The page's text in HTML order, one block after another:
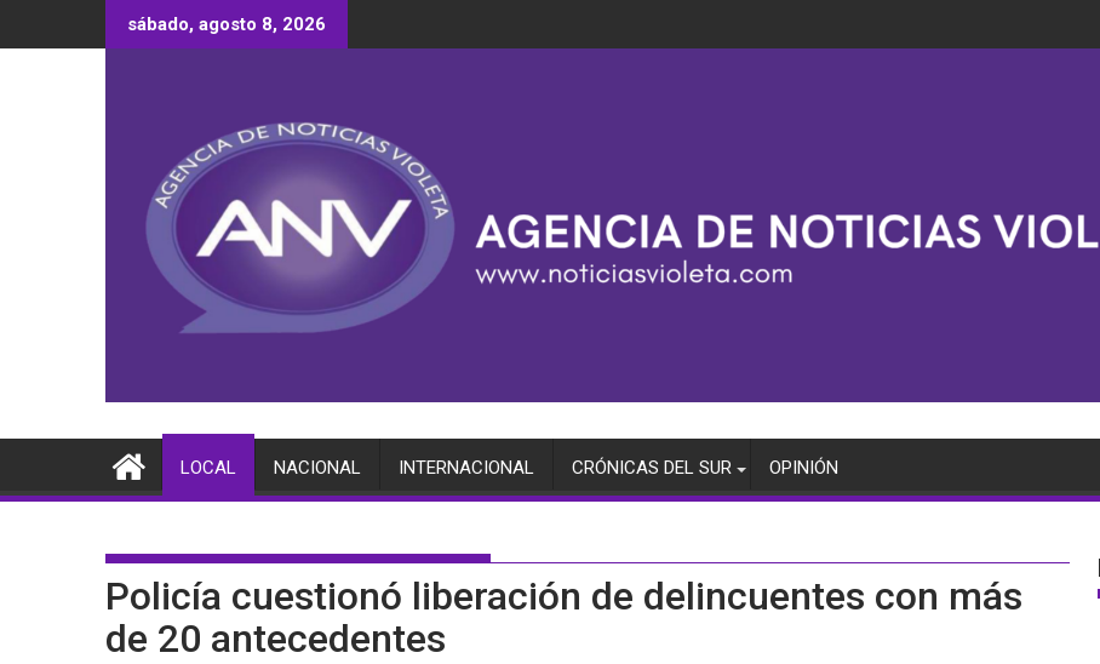
al
sábado, agosto 8, 2026
LOCAL NACIONAL INTERNACIONAL CRÓNICAS DEL SUR OPINIÓN
Policía cuestionó liberación de delincuentes con más
de 20 antecedentes